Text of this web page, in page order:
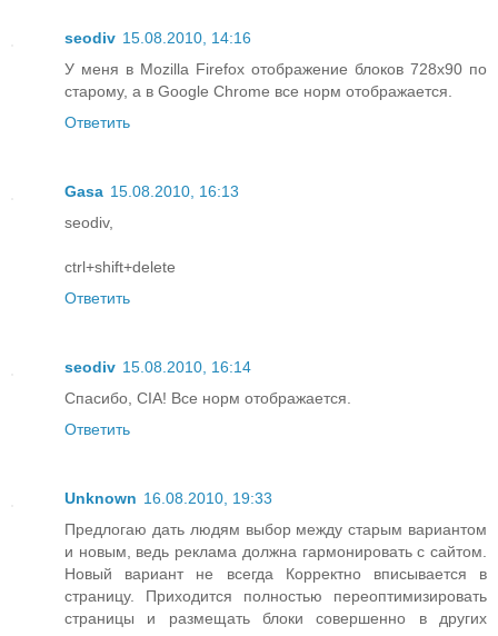
seodiv 15.08.2010, 14:16
У меня в Mozilla Firefox отображение блоков 728x90 по
старому, а в Google Chrome все норм отображается.
Ответить
Gasa 15.08.2010, 16:13
seodiv,
ctrl+shift+delete
Ответить
seodiv 15.08.2010, 16:14
Спасибо, CIA! Все норм отображается.
Ответить
Unknown 16.08.2010, 19:33
Предлогаю дать людям выбор между старым вариантом
и новым, ведь реклама должна гармонировать с сайтом.
Новый вариант не всегда Корректно вписывается в
страницу. Приходится полностью переоптимизировать
страницы и размещать блоки совершенно в других